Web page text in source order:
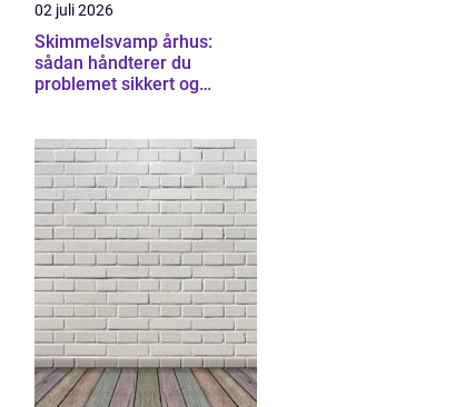
02 juli 2026
Skimmelsvamp århus:
sådan håndterer du
problemet sikkert og